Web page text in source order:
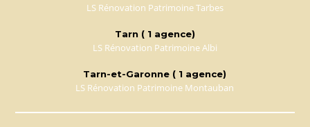
LS Rénovation Patrimoine Tarbes
Tarn ( 1 agence)
LS Rénovation Patrimoine Albi
Tarn-et-Garonne ( 1 agence)
LS Rénovation Patrimoine Montauban